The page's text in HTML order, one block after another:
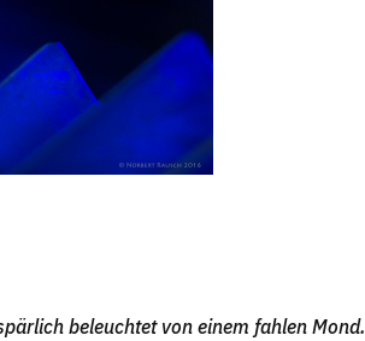
beleuchtet von einem fahlen Mond.